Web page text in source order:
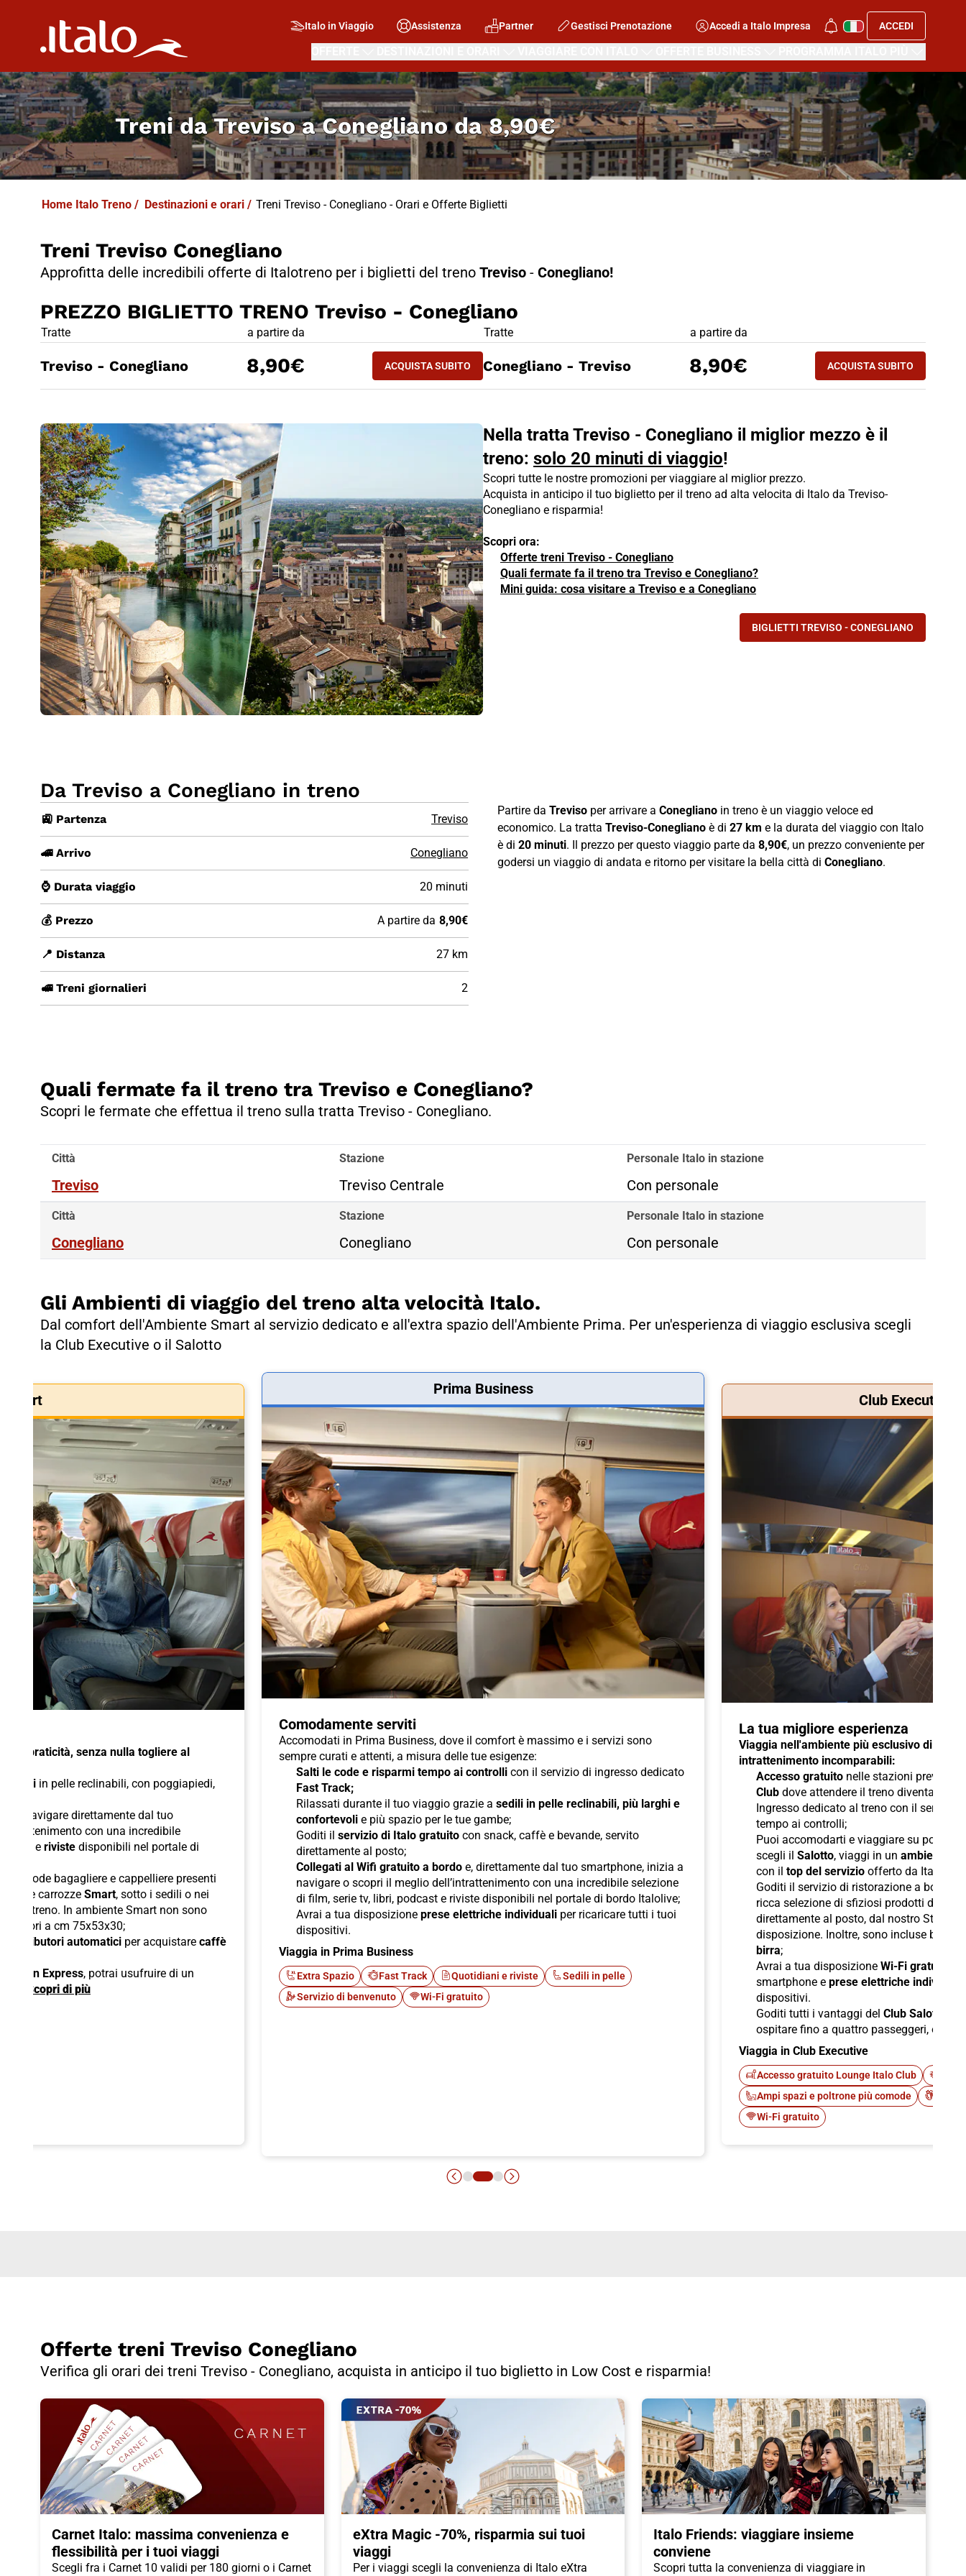
Italo in Viaggio Assistenza Partner Gestisci Prenotazione Accedi a Italo Impresa ACCEDI
Treni daTreviso a Coneglianoda8,90€
Home Italo Treno / Destinazioni e orari / Treni Treviso - Conegliano - Orari e Offerte Biglietti
Treni Treviso Conegliano
Approfitta delle incredibili offerte di Italotreno per i biglietti del treno Treviso - Conegliano!
PREZZO BIGLIETTO TRENO Treviso - Conegliano
PREZZO BIGLIETTO TRENO Treviso - Conegliano
Tratte a partire da
ACQUISTA SUBITO
Treviso - Conegliano 8,90€ ACQUISTA SUBITOTREVISO - CONEGLIANO
PREZZO BIGLIETTO TRENO Treviso - Conegliano
Tratte a partire da
ACQUISTA SUBITO
Conegliano - Treviso 8,90€ ACQUISTA SUBITO
CONEGLIANO -
Nella tratta Treviso - Conegliano il miglior mezzo è il
treno: solo 20 minuti di viaggio!
Scopri tutte le nostre promozioni per viaggiare al miglior prezzo.
Acquista in anticipo il tuo biglietto per il treno ad alta velocita di Italo da Treviso-
Conegliano e risparmia!
Scopri ora:
Offerte treni Treviso - Conegliano
Quali fermate fa il treno tra Treviso e Conegliano?
Mini guida: cosa visitare a Treviso e a Conegliano
BIGLIETTI TREVISO - CONEGLIANO
Da Treviso a Conegliano in treno
🚉 Partenza Treviso
🚄 Arrivo Conegliano
⌚ Durata viaggio 20 minuti
💰 Prezzo A partire da 8,90€
📍 Distanza 27 km
🚅 Treni giornalieri 2
Partire da Treviso per arrivare a Conegliano in treno è un viaggio veloce ed
economico. La tratta Treviso-Conegliano è di 27 km e la durata del viaggio con Italo
è di 20 minuti. Il prezzo per questo viaggio parte da 8,90€, un prezzo conveniente per
godersi un viaggio di andata e ritorno per visitare la bella città di Conegliano.
Quali fermate fa il treno tra Treviso e Conegliano?
Scopri le fermate che effettua il treno sulla tratta Treviso - Conegliano.
Città
Treviso
Stazione
Treviso Centrale
Personale Italo in stazione
Con personale
Città
Conegliano
Stazione
Conegliano
Personale Italo in stazione
Con personale
Gli Ambienti di viaggio del treno alta velocità Italo.
Dal comfort dell'Ambiente Smart al servizio dedicato e all'extra spazio dell'Ambiente Prima. Per un'esperienza di viaggio esclusiva scegli
la Club Executive o il Salotto
Smart
e praticità, senza nulla togliere al
sedili in pelle reclinabili, con poggiapiedi,
per navigare direttamente dal tuo
con una incredibile
e riviste disponibili nel portale di
comode bagagliere e cappelliere presenti
nelle carrozze Smart, sotto i sedili o nei
del treno. In ambiente Smart non sono
a cm 75x53x30;
distributori automatici per acquistare caffè
Express, potrai usufruire di un
Scopri di più
Prima Business
Comodamente serviti
Accomodati in Prima Business, dove il comfort è massimo e i servizi sono
sempre curati e attenti, a misura delle tue esigenze:
Salti le code e risparmi tempo ai controlli con il servizio di ingresso dedicato
Fast Track;
Rilassati durante il tuo viaggio grazie a sedili in pelle reclinabili, più larghi e
confortevoli e più spazio per le tue gambe;
Goditi il servizio di Italo gratuito con snack, caffè e bevande, servito
direttamente al posto;
Collegati al Wifi gratuito a bordo e, direttamente dal tuo smartphone, inizia a
navigare o scopri il meglio dell’intrattenimento con una incredibile selezione
di film, serie tv, libri, podcast e riviste disponibili nel portale di bordo Italolive;
Avrai a tua disposizione prese elettriche individuali per ricaricare tutti i tuoi
dispositivi.
Viaggia in Prima Business
Extra Spazio Fast Track Quotidiani e riviste
Sedili in pelle
Servizio di benvenuto
Wi-Fi gratuito
Club Executive
La tua migliore esperienza
Viaggia nell'ambiente più esclusivo di Italo
intrattenimento incomparabili:
Accesso gratuito nelle stazioni previste
Club dove attendere il treno diventa un
Ingresso dedicato al treno con il servizio
tempo ai controlli;
Puoi accomodarti e viaggiare su poltrone
scegli il Salotto, viaggi in un ambiente
con il top del servizio offerto da Italo;
Goditi il servizio di ristorazione a bordo
ricca selezione di sfiziosi prodotti di
direttamente al posto, dal nostro Staff di
disposizione. Inoltre, sono incluse
birra;
Avrai a tua disposizione Wi-Fi gratuito
smartphone e prese elettriche individuali
dispositivi.
Goditi tutti i vantaggi del Club Salotto
ospitare fino a quattro passeggeri,
Viaggia in Club Executive
Accesso gratuito Lounge Italo Club
Ampi spazi e poltrone più comode
Wi-Fi gratuito
Offerte treni Treviso Conegliano
Verifica gli orari dei treni Treviso - Conegliano, acquista in anticipo il tuo biglietto in Low Cost e risparmia!
Carnet Italo: massima convenienza e
flessibilità per i tuoi viaggi
Scegli fra i Carnet 10 validi per 180 giorni o i Carnet
eXtra Magic -70%, risparmia sui tuoi
viaggi
Per i viaggi scegli la convenienza di Italo eXtra
Italo Friends: viaggiare insieme
conviene
Scopri tutta la convenienza di viaggiare in